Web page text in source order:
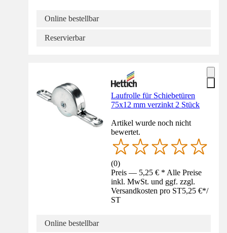
Online bestellbar
Reservierbar
Laufrolle für Schiebetüren
75x12 mm verzinkt 2 Stück
Artikel wurde noch nicht
bewertet.
(0)
Preis — 5,25 € * Alle Preise
inkl. MwSt. und ggf. zzgl.
Versandkosten pro ST5,25 €*/
ST
Online bestellbar